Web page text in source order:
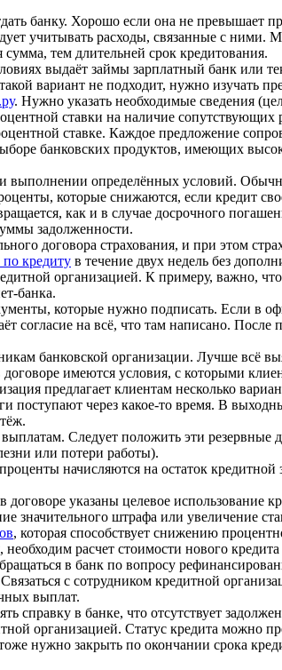
банку. Хорошо если она не превышает
учитывать расходы, связанные с
тем длительней срок кредитования.
выдаёт займы зарплатный банк
вариант не подходит, нужно изучать
. Нужно указать необходимые сведения
ставки на наличие сопутствующих
ставке. Каждое предложение
банковских продуктов, имеющих
определённых условий.
которые снижаются, если кредит
как и в случае досрочного
задолженности.
договора страхования, и при этом
по кредиту в течение двух недель без
организацией. К примеру, важно,
банка.
которые нужно подписать. Если в
на всё, что там написано. После
банковской организации. Лучше всё
имеются условия, с которыми
предлагает клиентам несколько
поступают через какое-то время. В
Следует положить эти резервные
или потери работы).
начисляются на остаток
указаны целевое использование
значительного штрафа или увеличение
, которая способствует снижению
расчет стоимости нового
в банк по вопросу
с сотрудником кредитной
выплат.
справку в банке, что отсутствует
организацией. Статус кредита можно
нужно закрыть по окончании срока